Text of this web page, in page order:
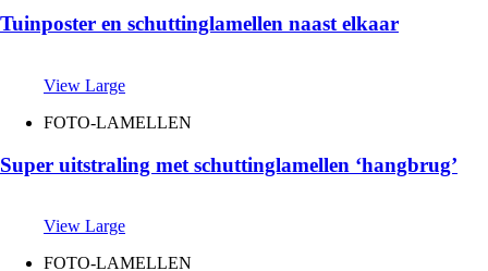
Tuinposter en schuttinglamellen naast elkaar
View Large
FOTO-LAMELLEN
Super uitstraling met schuttinglamellen ‘hangbrug’
View Large
FOTO-LAMELLEN